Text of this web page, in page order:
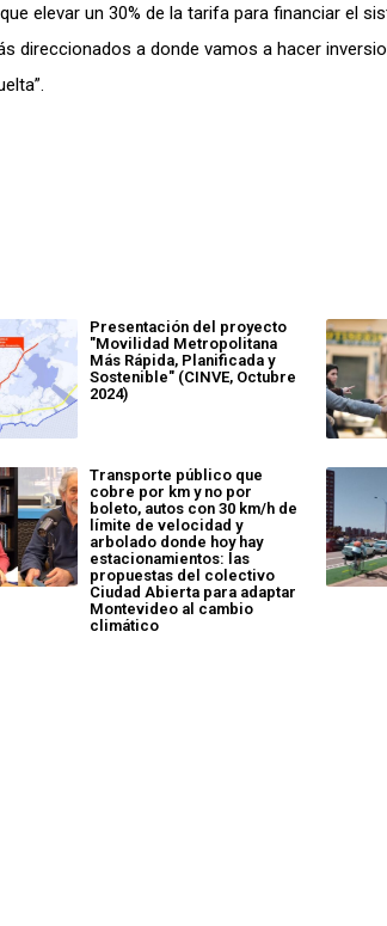
elevar un 30% de la tarifa para financiar el
direccionados a donde vamos a hacer
Presentación del proyecto
"Movilidad Metropolitana
Más Rápida, Planificada y
Sostenible" (CINVE, Octubre
2024)
Transporte público que
cobre por km y no por
boleto, autos con 30 km/h de
límite de velocidad y
arbolado donde hoy hay
estacionamientos: las
propuestas del colectivo
Ciudad Abierta para adaptar
Montevideo al cambio
climático